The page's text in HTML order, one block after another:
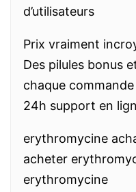
d’utilisateurs
Prix vraiment
Des pilules bonus
chaque commande
24h support en
erythromycine
acheter
erythromycine